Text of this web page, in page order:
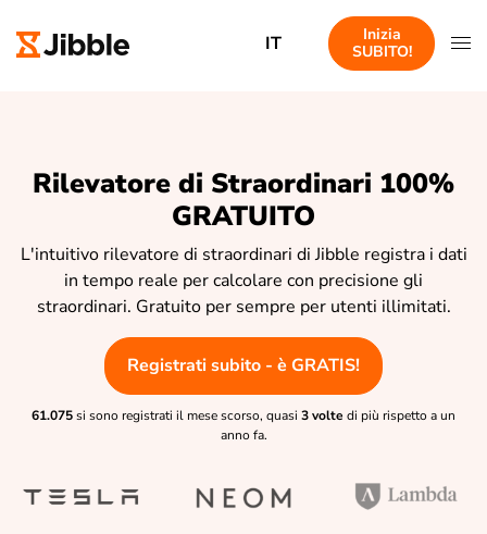
IT
Inizia
SUBITO!
Rilevatore di Straordinari 100%
GRATUITO
L'intuitivo rilevatore di straordinari di Jibble registra i dati
in tempo reale per calcolare con precisione gli
straordinari. Gratuito per sempre per utenti illimitati.
Registrati subito - è GRATIS!
61.075si sono registrati il mese scorso, quasi 3 volte di più rispetto a un
anno fa.